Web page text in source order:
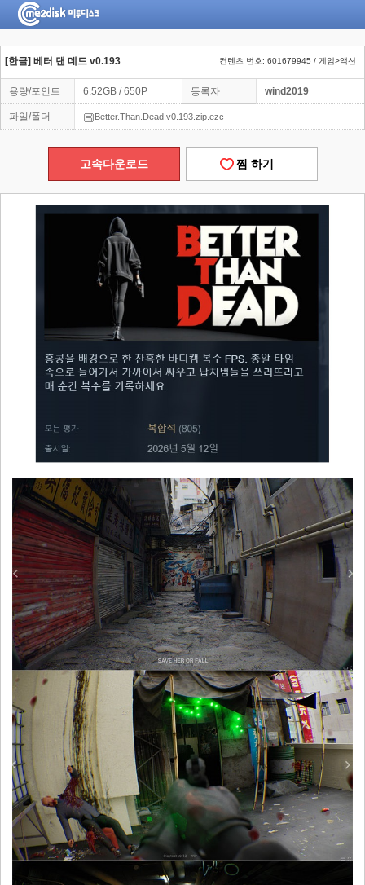
[한글] 베터 댄 데드 v0.193 컨텐츠 번호: 601679945 / 게임>액션
용량/포인트 6.52GB / 650P 등록자 wind2019
파일/폴더 Better.Than.Dead.v0.193.zip.ezc
고속다운로드 찜 하기